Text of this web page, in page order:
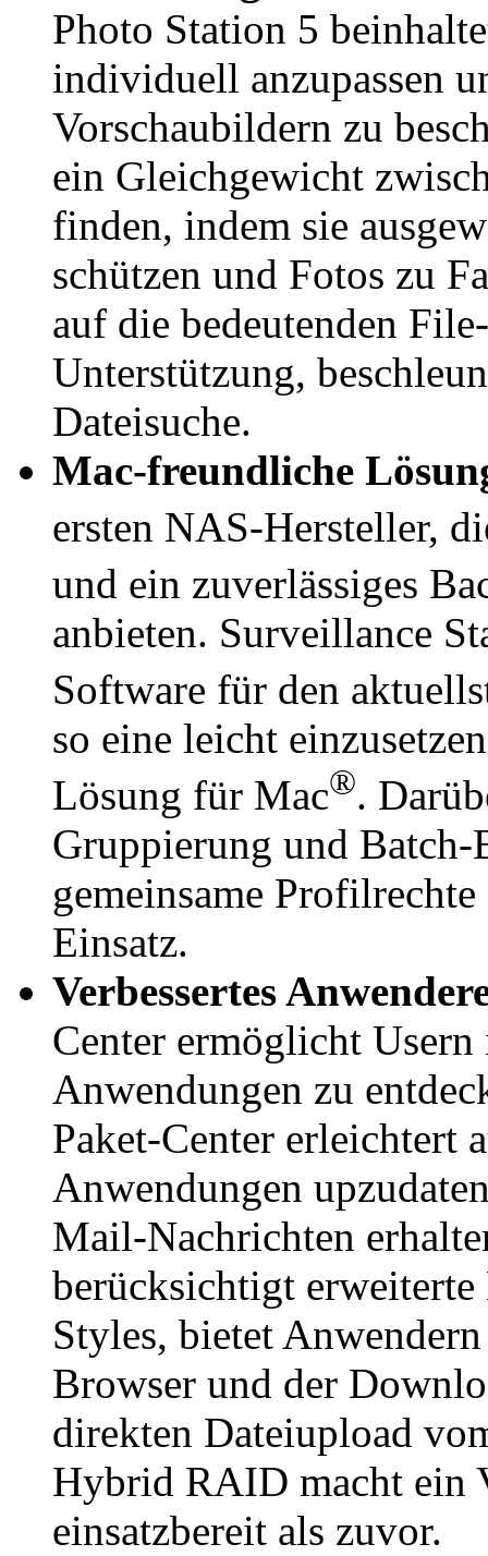
Photo Station 5
individuell anzupassen
Vorschaubildern zu
ein Gleichgewicht
finden, indem sie
schützen und Fotos zu
auf die bedeutenden
Unterstützung,
Dateisuche.
Mac-freundliche
ersten NAS-Hersteller,
und ein zuverlässiges
anbieten. Surveillance
Software für den
so eine leicht
Lösung für Mac®.
Gruppierung und Batch-
gemeinsame
Einsatz.
Verbessertes
Center ermöglicht
Anwendungen zu
Paket-Center erleichtert
Anwendungen
Mail-Nachrichten
berücksichtigt
Styles, bietet
Browser und der
direkten Dateiupload
Hybrid RAID macht ein
einsatzbereit als zuvor.